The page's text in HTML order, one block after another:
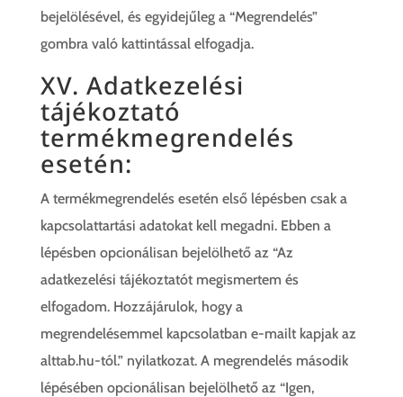
bejelölésével, és egyidejűleg a “Megrendelés”
gombra való kattintással elfogadja.
XV. Adatkezelési
tájékoztató
termékmegrendelés
esetén:
A termékmegrendelés esetén első lépésben csak a
kapcsolattartási adatokat kell megadni. Ebben a
lépésben opcionálisan bejelölhető az “Az
adatkezelési tájékoztatót megismertem és
elfogadom. Hozzájárulok, hogy a
megrendelésemmel kapcsolatban e-mailt kapjak az
alttab.hu-tól.” nyilatkozat. A megrendelés második
lépésében opcionálisan bejelölhető az “Igen,